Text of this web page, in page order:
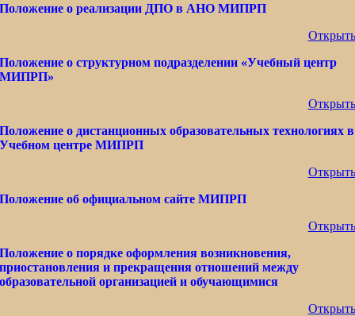
Положение о реализации ДПО в АНО МИПРП
Открыть
Положение о структурном подразделении «Учебный центр
МИПРП»
Открыть
Положение о дистанционных образовательных технологиях в
Учебном центре МИПРП
Открыть
Положение об официальном сайте МИПРП
Открыть
Положение о порядке оформления возникновения,
приостановления и прекращения отношений между
образовательной организацией и обучающимися
Открыть